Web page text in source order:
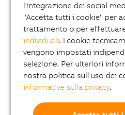
l'integrazione dei social
"Accetta tutti i cookie" per
trattamento o per
individuali. I cookie
vengono impostati
selezione. Per ulteriori
nostra politica sull'uso dei
informative sulla privacy.